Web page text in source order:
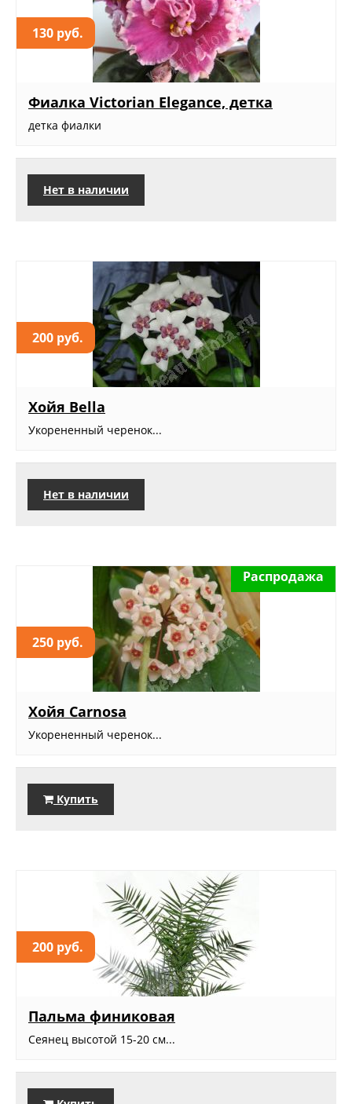
130 руб.
Фиалка Victorian Elegance, детка
детка фиалки
Нет в наличии
200 руб.
Хойя Bella
Укорененный черенок...
Нет в наличии
250 руб.
Распродажа
Хойя Carnosa
Укорененный черенок...
Купить
200 руб.
Пальма финиковая
Сеянец высотой 15-20 см...